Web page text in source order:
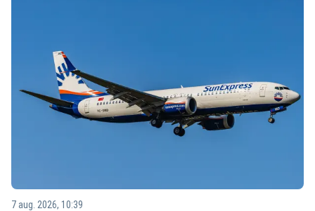
7 aug. 2026, 10:39